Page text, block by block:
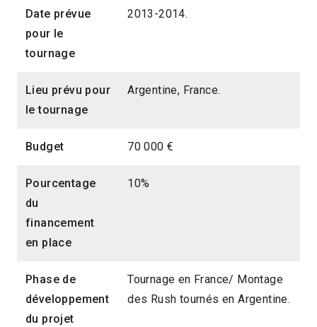
Date prévue
pour le
tournage
2013-2014.
Lieu prévu pour
le tournage
Argentine, France.
Budget 70 000 €
Pourcentage
du
financement
en place
10%
Phase de
développement
du projet
Tournage en France/ Montage
des Rush tournés en Argentine.